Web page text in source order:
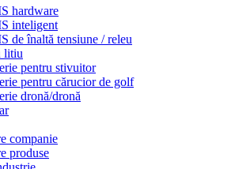
hardware
inteligent
de înaltă tensiune / releu
litiu
pentru stivuitor
pentru cărucior de golf
dronă/dronă
companie
produse